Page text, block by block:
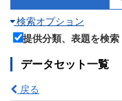
検索オプション
提供分類、表題を検索
データセット一覧
戻る